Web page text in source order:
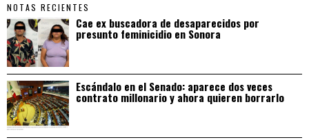
NOTAS RECIENTES
Cae ex buscadora de desaparecidos por
presunto feminicidio en Sonora
Escándalo en el Senado: aparece dos veces
contrato millonario y ahora quieren borrarlo